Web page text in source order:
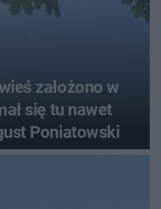
założono w
się tu nawet
Poniatowski